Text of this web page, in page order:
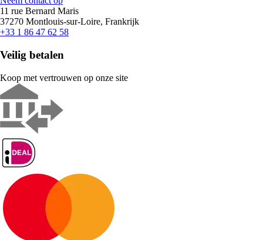
11 rue Bernard Maris
37270 Montlouis-sur-Loire, Frankrijk
+33 1 86 47 62 58
Veilig betalen
Koop met vertrouwen op onze site